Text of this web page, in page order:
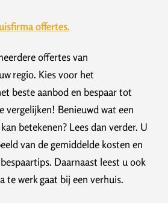
offertes.
offertes van
regio. Kies voor het
beste aanbod en bespaar tot
vergelijken! Benieuwd wat een
betekenen? Lees dan verder. U
van de gemiddelde kosten en
Daarnaast leest u ook
te werk gaat bij een verhuis.